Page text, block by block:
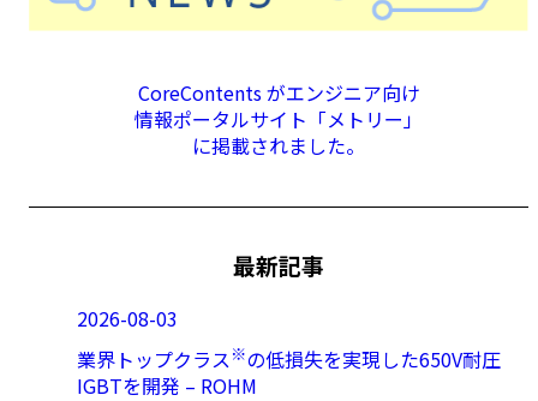
CoreContents がエンジニア向け
情報ポータルサイト「メトリー」
に掲載されました。
最新記事
2026-08-03
業界トップクラス ※の低損失を実現した650V耐圧
IGBTを開発 – ROHM